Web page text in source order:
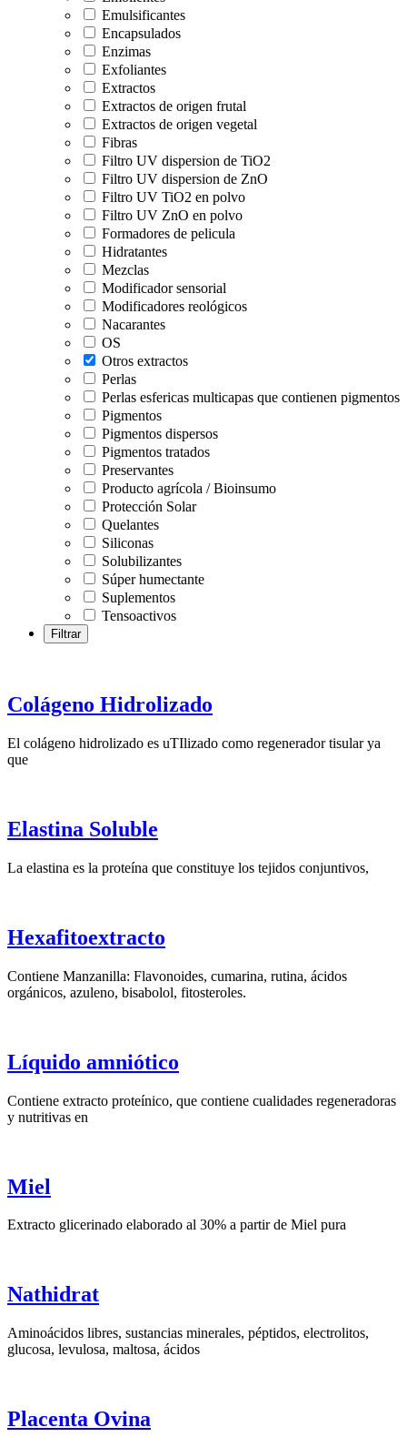
Emulsificantes
Encapsulados
Enzimas
Exfoliantes
Extractos
Extractos de origen frutal
Extractos de origen vegetal
Fibras
Filtro UV dispersion de TiO2
Filtro UV dispersion de ZnO
Filtro UV TiO2 en polvo
Filtro UV ZnO en polvo
Formadores de pelicula
Hidratantes
Mezclas
Modificador sensorial
Modificadores reológicos
Nacarantes
OS
Otros extractos
Perlas
Perlas esfericas multicapas que contienen pigmentos
Pigmentos
Pigmentos dispersos
Pigmentos tratados
Preservantes
Producto agrícola / Bioinsumo
Protección Solar
Quelantes
Siliconas
Solubilizantes
Súper humectante
Suplementos
Tensoactivos
Colágeno Hidrolizado
El colágeno hidrolizado es uTIlizado como regenerador tisular ya
que
Elastina Soluble
La elastina es la proteína que constituye los tejidos conjuntivos,
Hexafitoextracto
Contiene Manzanilla: Flavonoides, cumarina, rutina, ácidos
orgánicos, azuleno, bisabolol, fitosteroles.
Líquido amniótico
Contiene extracto proteínico, que contiene cualidades regeneradoras
y nutritivas en
Miel
Extracto glicerinado elaborado al 30% a partir de Miel pura
Nathidrat
Aminoácidos libres, sustancias minerales, péptidos, electrolitos,
glucosa, levulosa, maltosa, ácidos
Placenta Ovina